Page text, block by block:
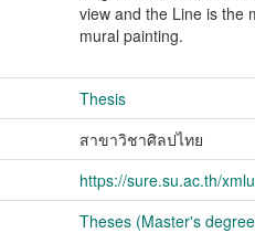
view and the Line is the
mural painting.
Thesis
สาขาวิชาศิลปไทย
https://sure.su.ac.th/
Theses (Master's